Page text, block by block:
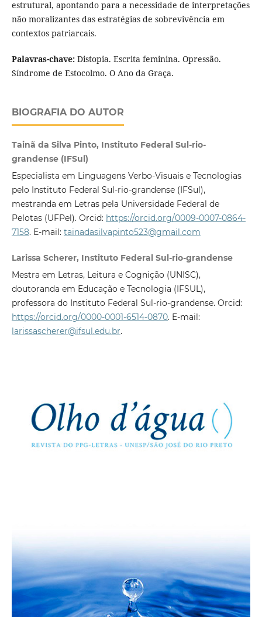
estrutural, apontando para a necessidade de interpretações
não moralizantes das estratégias de sobrevivência em
contextos patriarcais.
Palavras-chave: Distopia. Escrita feminina. Opressão.
Síndrome de Estocolmo. O Ano da Graça.
BIOGRAFIA DO AUTOR
Tainã da Silva Pinto, Instituto Federal Sul-rio-
grandense (IFSul)
Especialista em Linguagens Verbo-Visuais e Tecnologias
pelo Instituto Federal Sul-rio-grandense (IFSul),
mestranda em Letras pela Universidade Federal de
Pelotas (UFPel). Orcid: https://orcid.org/0009-0007-0864-
7158. E-mail: tainadasilvapinto523@gmail.com
Larissa Scherer, Instituto Federal Sul-rio-grandense
Mestra em Letras, Leitura e Cognição (UNISC),
doutoranda em Educação e Tecnologia (IFSUL),
professora do Instituto Federal Sul-rio-grandense. Orcid:
https://orcid.org/0000-0001-6514-0870. E-mail:
larissascherer@ifsul.edu.br.